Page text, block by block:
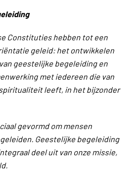
Constituties hebben tot een
geleid: het ontwikkelen
geestelijke begeleiding en
met iedereen die van
leeft, in het bijzonder
gevormd om mensen
Geestelijke begeleiding
deel uit van onze missie,